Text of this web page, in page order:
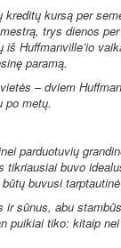
kursą per
trys dienos
Huffmanville’io
paramą.
– dviem
po metų.
parduotuvių
buvo
buvusi
abu
puikiai tiko: kitaip